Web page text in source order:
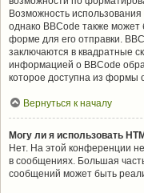
Возможность
однако BBCode также
форме для его отправки.
заключаются в квадратные
информацией о BBCode
которое доступна из формы
Вернуться к началу
Могу ли я использовать
Нет. На этой конференции
в сообщениях. Большая
сообщений может быть